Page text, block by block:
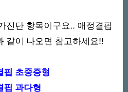
진단 항목이구요.. 애정결핍
같이 나오면 참고하세요!!
초중증형
과다형